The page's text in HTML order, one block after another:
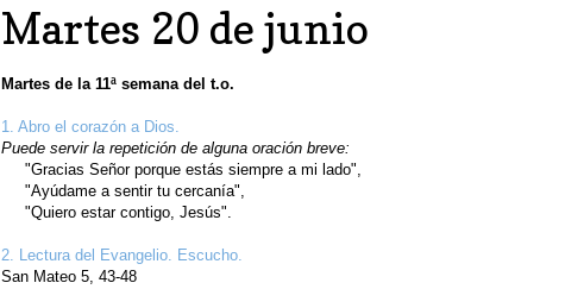
Martes 20 de junio
Martes de la 11ª semana del t.o.
1. Abro el corazón a Dios.
Puede servir la repetición de alguna oración breve:
"Gracias Señor porque estás siempre a mi lado",
"Ayúdame a sentir tu cercanía",
"Quiero estar contigo, Jesús".
2. Lectura del Evangelio. Escucho.
San Mateo 5, 43-48